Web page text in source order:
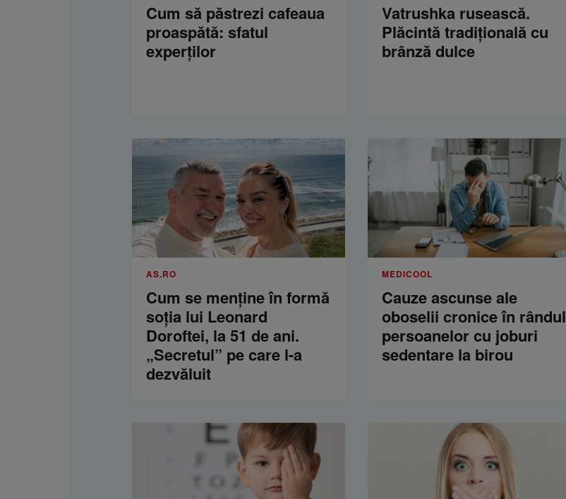
Cum să păstrezi cafeaua
proaspătă: sfatul
experților
Vatrushka rusească.
Plăcintă tradițională cu
brânză dulce
AS.RO
Cum se menţine în formă
soţia lui Leonard
Doroftei, la 51 de ani.
„Secretul” pe care l-a
dezvăluit
MEDICOOL
Cauze ascunse ale
oboselii cronice în rândul
persoanelor cu joburi
sedentare la birou